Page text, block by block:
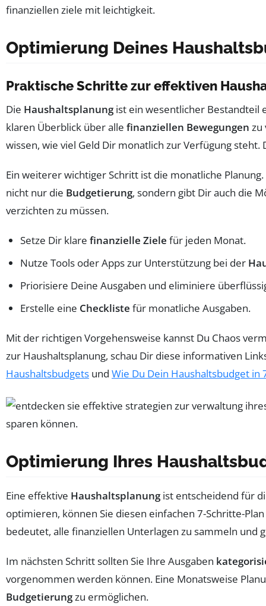
Optimierung Deines
Praktische Schritte zur effektiven
Die Haushaltsplanungist ein wesentlicher Bestandteil
klaren Überblick über alle finanziellen Bewegungen zu
wissen, wie viel Geld Dir monatlich zur Verfügung
Ein weiterer wichtiger Schritt ist die monatliche
nicht nur die Budgetierung, sondern gibt Dir auch die
verzichten zu müssen.
Setze Dir klare finanzielle Ziele für jeden Monat.
Nutze Tools oder Apps zur Unterstützung bei der
Priorisiere Deine Ausgaben und eliminiere
Erstelle eine Checkliste für monatliche Ausgaben.
Mit der richtigen Vorgehensweise kannst Du Chaos
zur Haushaltsplanung, schau Dir diese informativen
Haushaltsbudgets und Wie Du Dein Haushaltsbudget
Optimierung Ihres
Eine effektive Haushaltsplanungist entscheidend für
optimieren, können Sie diesen einfachen 7-Schritte-
bedeutet, alle finanziellen Unterlagen zu sammeln und
Im nächsten Schritt sollten Sie Ihre Ausgaben
vorgenommen werden können. Eine Monatsweise
Budgetierungzu ermöglichen.